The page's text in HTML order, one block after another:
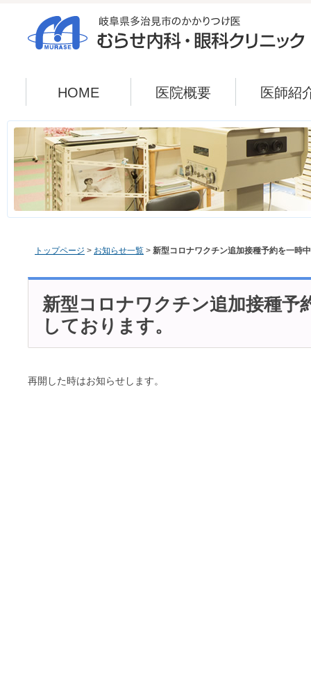
HOME 医院概要 医師紹
トップページ > お知らせ一覧 > 新型コロナワクチン追加接種予約を一時
新型コロナワクチン追加接種予
しております。
再開した時はお知らせします。